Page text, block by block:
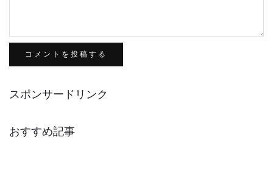
スポンサードリンク
おすすめ記事